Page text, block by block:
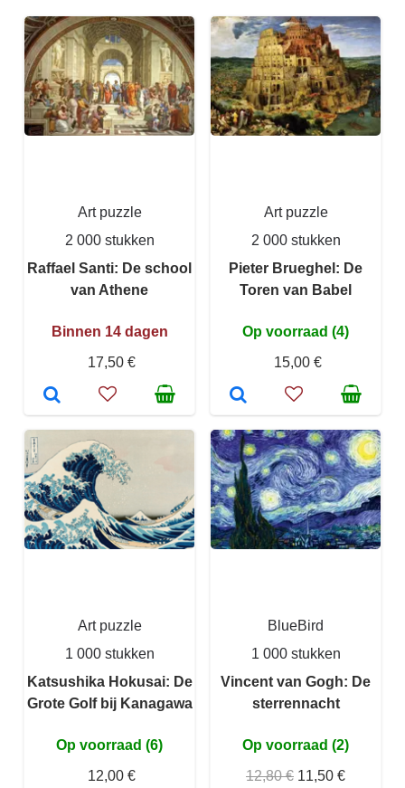
Art puzzle
2 000 stukken
Raffael Santi: De school
van Athene
Binnen 14 dagen
17,50 €
Art puzzle
2 000 stukken
Pieter Brueghel: De
Toren van Babel
Op voorraad (4)
15,00 €
Art puzzle
1 000 stukken
Katsushika Hokusai: De
Grote Golf bij Kanagawa
Op voorraad (6)
12,00 €
BlueBird
1 000 stukken
Vincent van Gogh: De
sterrennacht
Op voorraad (2)
12,80 € 11,50 €